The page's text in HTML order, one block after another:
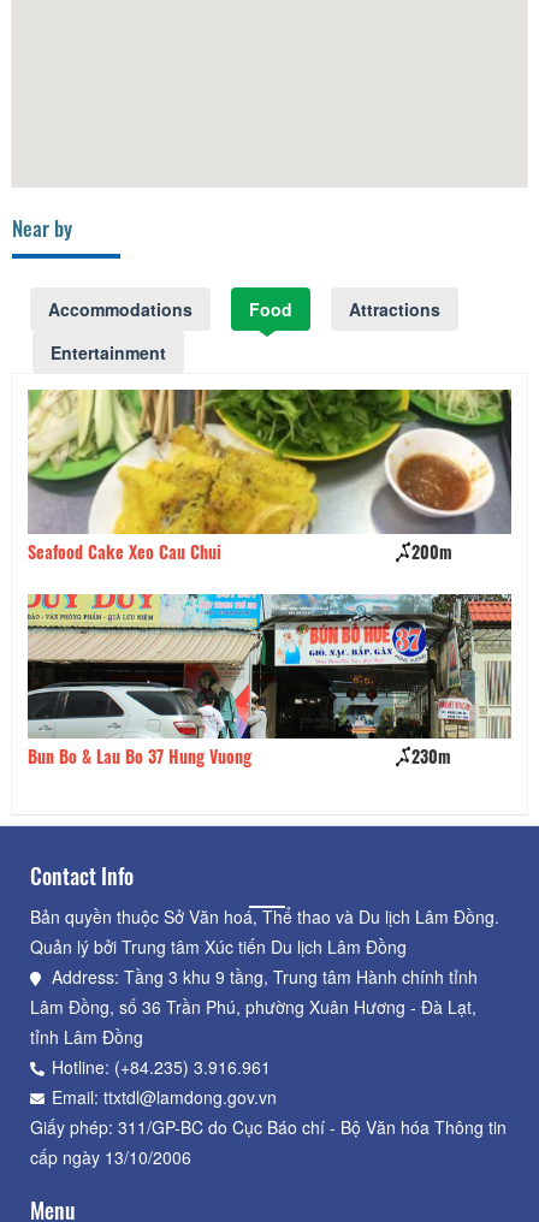
Near by
Accommodations Food
Attractions
Entertainment
Seafood Cake Xeo Cau Chui 200m
Bun Bo & Lau Bo 37 Hung Vuong 230m
Contact Info
Bản quyền thuộc Sở Văn hoá, Thể thao và Du lịch Lâm Đồng.
Quản lý bởi Trung tâm Xúc tiến Du lịch Lâm Đồng
Address: Tầng 3 khu 9 tầng, Trung tâm Hành chính tỉnh
Lâm Đồng, số 36 Trần Phú, phường Xuân Hương - Đà Lạt,
tỉnh Lâm Đồng
Hotline: (+84.235) 3.916.961
Email: ttxtdl@lamdong.gov.vn
Giấy phép: 311/GP-BC do Cục Báo chí - Bộ Văn hóa Thông tin
cấp ngày 13/10/2006
Menu